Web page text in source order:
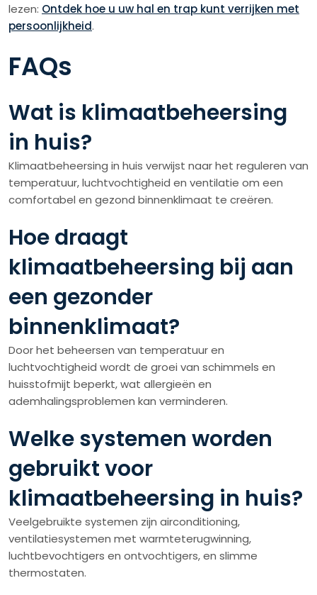
lezen: Ontdek hoe u uw hal en trap kunt verrijken met
persoonlijkheid.
FAQs
Wat is klimaatbeheersing
in huis?
Klimaatbeheersing in huis verwijst naar het reguleren van
temperatuur, luchtvochtigheid en ventilatie om een
comfortabel en gezond binnenklimaat te creëren.
Hoe draagt
klimaatbeheersing bij aan
een gezonder
binnenklimaat?
Door het beheersen van temperatuur en
luchtvochtigheid wordt de groei van schimmels en
huisstofmijt beperkt, wat allergieën en
ademhalingsproblemen kan verminderen.
Welke systemen worden
gebruikt voor
klimaatbeheersing in huis?
Veelgebruikte systemen zijn airconditioning,
ventilatiesystemen met warmteterugwinning,
luchtbevochtigers en ontvochtigers, en slimme
thermostaten.